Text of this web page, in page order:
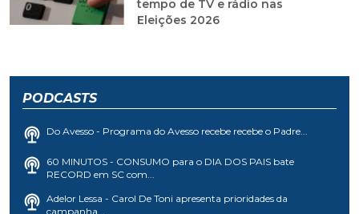
tempo de TV e rádio nas
Eleições 2026
PODCASTS
Do Avesso - Programa do Avesso recebe recebe o Padre...
60 MINUTOS - CONSUMO para o DIA DOS PAIS bate
RECORD em SC com...
Adelor Lessa - Carol De Toni apresenta prioridades da
campanha...